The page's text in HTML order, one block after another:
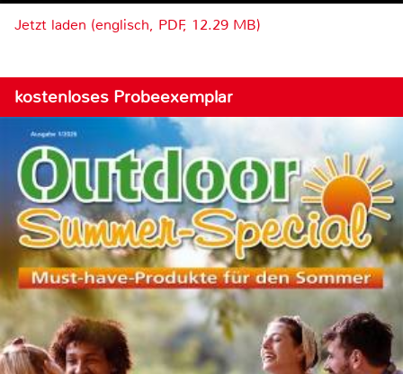
Jetzt laden (englisch, PDF, 12.29 MB)
kostenloses Probeexemplar